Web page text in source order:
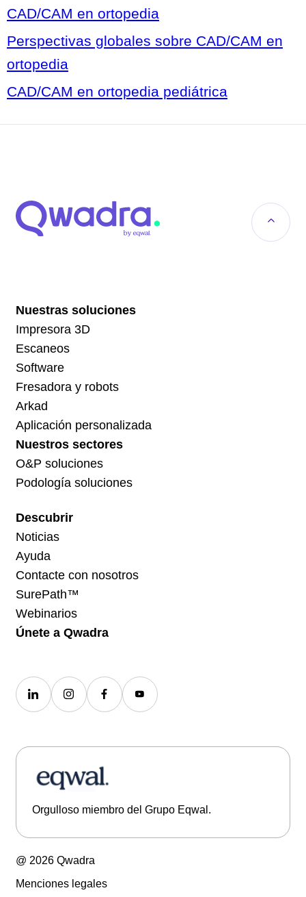
CAD/CAM en ortopedia
Perspectivas globales sobre CAD/CAM en
ortopedia
CAD/CAM en ortopedia pediátrica
Nuestras soluciones
Impresora 3D
Escaneos
Software
Fresadora y robots
Arkad
Aplicación personalizada
Nuestros sectores
O&P soluciones
Podología soluciones
Descubrir
Noticias
Ayuda
Contacte con nosotros
SurePath™
Webinarios
Únete a Qwadra
Orgulloso miembro del Grupo Eqwal.
@ 2026 Qwadra
Menciones legales